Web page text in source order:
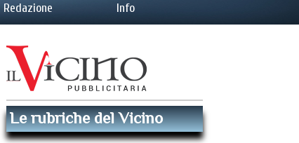
Redazione Info
Le rubriche del Vicino